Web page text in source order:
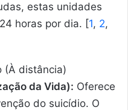
estas unidades
horas por dia. [1, 2,
(À distância)
da Vida): Oferece
do suicídio. O